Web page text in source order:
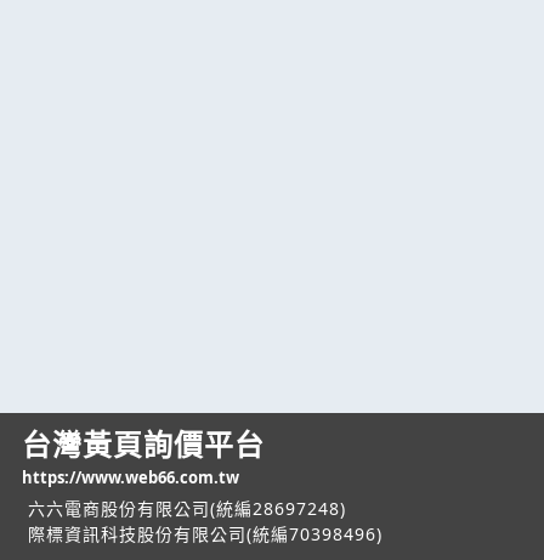
台灣黃頁詢價平台
https://www.web66.com.tw
六六電商股份有限公司(統編28697248)
際標資訊科技股份有限公司(統編70398496)